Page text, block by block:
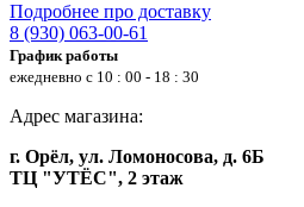
Подробнее про доставку
8 (930) 063-00-61
График работы
ежедневно с 10 : 00 - 18 : 30
Адрес магазина:
г. Орёл, ул. Ломоносова, д. 6Б
ТЦ "УТЁС", 2 этаж